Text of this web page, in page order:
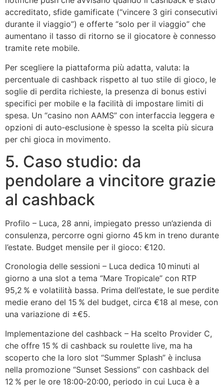
accreditato, sfide gamificate (“vincere 3 giri consecutivi
durante il viaggio”) e offerte “solo per il viaggio” che
aumentano il tasso di ritorno se il giocatore è connesso
tramite rete mobile.
Per scegliere la piattaforma più adatta, valuta: la
percentuale di cashback rispetto al tuo stile di gioco, le
soglie di perdita richieste, la presenza di bonus estivi
specifici per mobile e la facilità di impostare limiti di
spesa. Un “casino non AAMS” con interfaccia leggera e
opzioni di auto‑esclusione è spesso la scelta più sicura
per chi gioca in movimento.
5. Caso studio: da
pendolare a vincitore grazie
al cashback
Profilo – Luca, 28 anni, impiegato presso un’azienda di
consulenza, percorre ogni giorno 45 km in treno durante
l’estate. Budget mensile per il gioco: €120.
Cronologia delle sessioni – Luca dedica 10 minuti al
giorno a una slot a tema “Mare Tropicale” con RTP
95,2 % e volatilità bassa. Prima dell’estate, le sue perdite
medie erano del 15 % del budget, circa €18 al mese, con
una variazione di ±€5.
Implementazione del cashback – Ha scelto Provider C,
che offre 15 % di cashback su roulette live, ma ha
scoperto che la loro slot “Summer Splash” è inclusa
nella promozione “Sunset Sessions” con cashback del
12 % per le ore 18:00‑20:00, periodo in cui Luca è a